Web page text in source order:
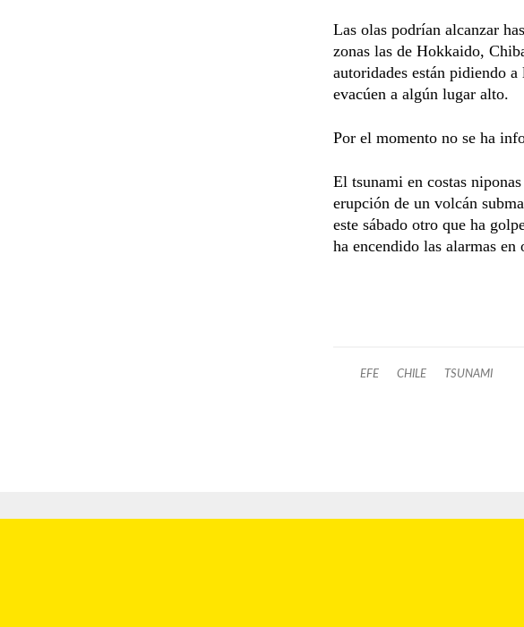
Las olas podrían alcanzar
zonas las de Hokkaido,
autoridades están pidiendo
evacúen a algún lugar alto.
Por el momento no se ha
El tsunami en costas
erupción de un volcán
este sábado otro que ha
ha encendido las alarmas en
EFE CHILE TSUNAMI